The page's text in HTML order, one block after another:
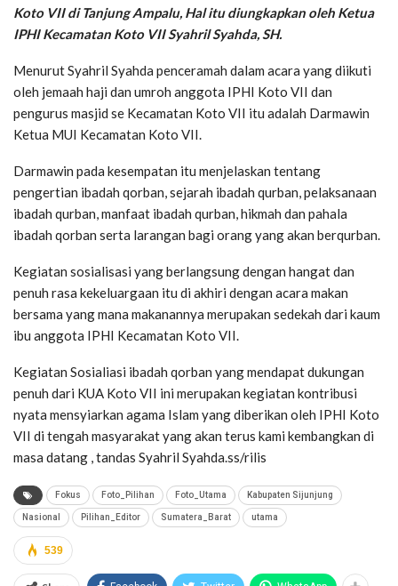
Koto VII di Tanjung Ampalu, Hal itu diungkapkan oleh Ketua
IPHI Kecamatan Koto VII Syahril Syahda, SH.
Menurut Syahril Syahda penceramah dalam acara yang diikuti
oleh jemaah haji dan umroh anggota IPHI Koto VII dan
pengurus masjid se Kecamatan Koto VII itu adalah Darmawin
Ketua MUI Kecamatan Koto VII.
Darmawin pada kesempatan itu menjelaskan tentang
pengertian ibadah qorban, sejarah ibadah qurban, pelaksanaan
ibadah qurban, manfaat ibadah qurban, hikmah dan pahala
ibadah qorban serta larangan bagi orang yang akan berqurban.
Kegiatan sosialisasi yang berlangsung dengan hangat dan
penuh rasa kekeluargaan itu di akhiri dengan acara makan
bersama yang mana makanannya merupakan sedekah dari kaum
ibu anggota IPHI Kecamatan Koto VII.
Kegiatan Sosialiasi ibadah qorban yang mendapat dukungan
penuh dari KUA Koto VII ini merupakan kegiatan kontribusi
nyata mensyiarkan agama Islam yang diberikan oleh IPHI Koto
VII di tengah masyarakat yang akan terus kami kembangkan di
masa datang , tandas Syahril Syahda.ss/rilis
Fokus Foto_Pilihan Foto_Utama Kabupaten Sijunjung
Nasional Pilihan_Editor Sumatera_Barat utama
539